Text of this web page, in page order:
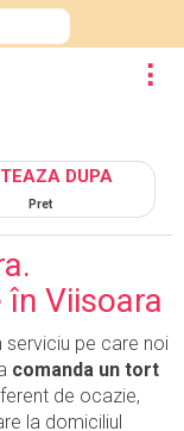
DUPA
Pret
Viisoara
serviciu pe care noi
comanda un tort
de ocazie,
la domiciliul